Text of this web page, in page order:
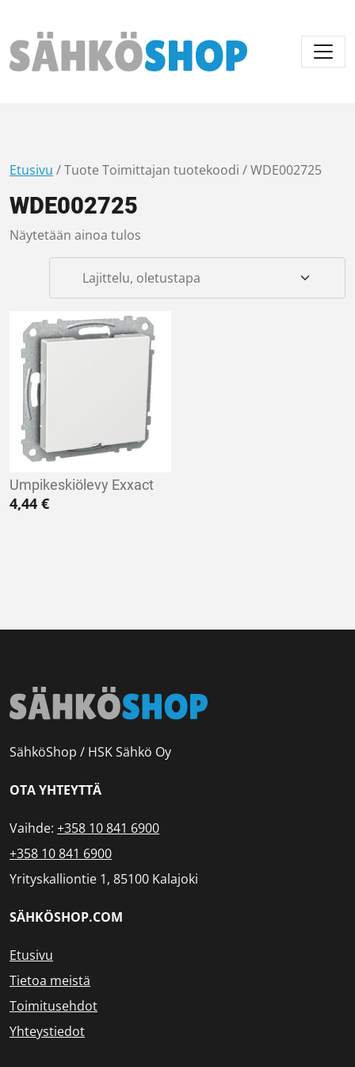
Päävalikko
Etusivu / Tuote Toimittajan tuotekoodi / WDE002725
WDE002725
Näytetään ainoa tulos
Umpikeskiölevy Exxact
4,44 €
SähköShop / HSK Sähkö Oy
OTA YHTEYTTÄ
Vaihde: +358 10 841 6900
+358 10 841 6900
Yrityskalliontie 1, 85100 Kalajoki
SÄHKÖSHOP.COM
Etusivu
Tietoa meistä
Toimitusehdot
Yhteystiedot